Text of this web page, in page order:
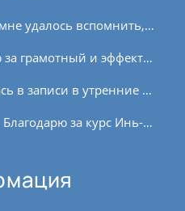
Благодаря этому курсу мне удалось вспомнить, что такое «внутренняя тишина». Была приятно удивлена способностью долгое время находиться в падмасане, было замечательно чувствовать...
Александра, благодарю за грамотный и эффективный курс! Узнала для себя некоторые новые моменты, понравились комплексы асан, направленные на восстановление и расслабление,...
Почти всегда занималась в записи в утренние часы. Заряд бодрости на целый день) Сурью намаскар практикую регулярно, даже когда совсем нет времени - 3 круга в день. Казалось...
Здравствуйте, Михаил. Благодарю за курс Инь-йоги. Очень интересно, познавательно и эффективно. В прошлом году прочитала книгу Пола Грилли «Инь-йога»... и на курсе вновь...